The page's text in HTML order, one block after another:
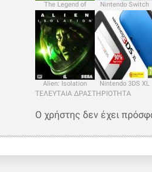
The Legend of
Zelda: Breath of the
Wild
Nintendo Switch
Alien: Isolation Nintendo 3DS XL
ΤΕΛΕΥΤΑΙΑ ΔΡΑΣΤΗΡΙΟΤΗΤΑ
Ο χρήστης δεν έχει